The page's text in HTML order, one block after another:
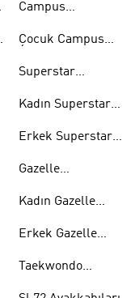
Campus
Çocuk Campus
Superstar
Kadın Superstar
Erkek Superstar
Gazelle
Kadın Gazelle
Erkek Gazelle
Taekwondo